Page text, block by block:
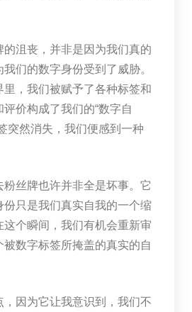
的沮丧，并非是因为我们真的
们的数字身份受到了威胁。
里，我们被赋予了各种标签和
价构成了我们的“数字自
突然消失，我们便感到一种
粉丝牌也许并非全是坏事。它
份只是我们真实自我的一个缩
这个瞬间，我们有机会重新审
数字标签所掩盖的真实的自
，因为它让我意识到，我们不